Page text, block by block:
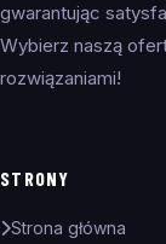
gwarantując
Wybierz naszą
rozwiązaniami!
STRONY
Strona główna